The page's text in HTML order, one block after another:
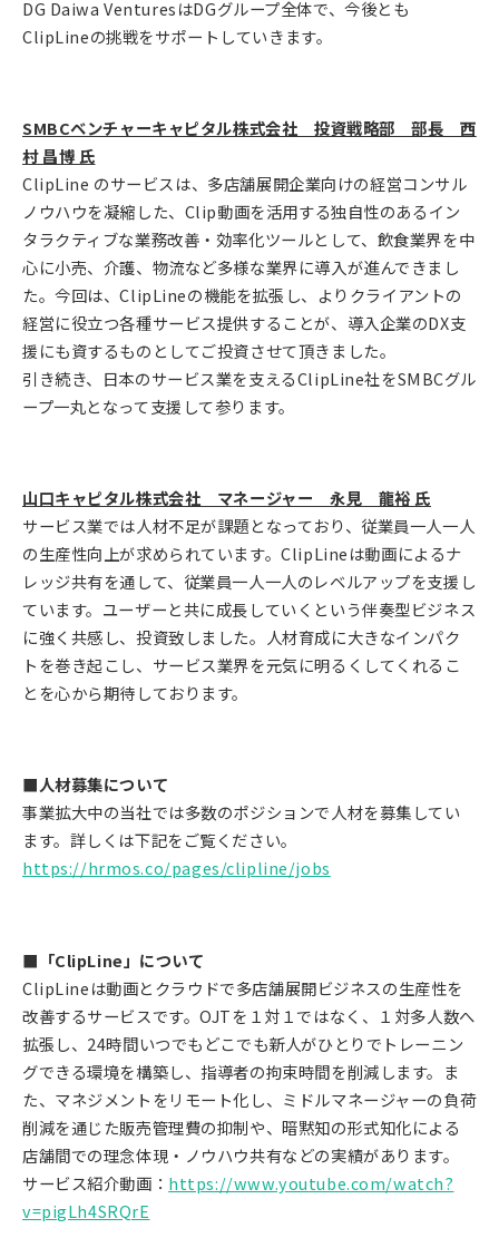
DG Daiwa VenturesはDGグループ全体で、今後とも
ClipLineの挑戦をサポートしていきます。
SMBCベンチャーキャピタル株式会社 投資戦略部 部長 西
村 昌博 氏
ClipLine のサービスは、多店舗展開企業向けの経営コンサル
ノウハウを凝縮した、Clip動画を活用する独自性のあるイン
タラクティブな業務改善・効率化ツールとして、飲食業界を中
心に小売、介護、物流など多様な業界に導入が進んできまし
た。今回は、ClipLineの機能を拡張し、よりクライアントの
経営に役立つ各種サービス提供することが、導入企業のDX支
援にも資するものとしてご投資させて頂きました。
引き続き、日本のサービス業を支えるClipLine社をSMBCグル
ープ一丸となって支援して参ります。
山口キャピタル株式会社 マネージャー 永見 龍裕 氏
サービス業では人材不足が課題となっており、従業員一人一人
の生産性向上が求められています。ClipLineは動画によるナ
レッジ共有を通して、従業員一人一人のレベルアップを支援し
ています。ユーザーと共に成長していくという伴奏型ビジネス
に強く共感し、投資致しました。人材育成に大きなインパク
トを巻き起こし、サービス業界を元気に明るくしてくれるこ
とを心から期待しております。
■人材募集について
事業拡大中の当社では多数のポジションで人材を募集してい
ます。詳しくは下記をご覧ください。
https://hrmos.co/pages/clipline/jobs
■「ClipLine」について
ClipLineは動画とクラウドで多店舗展開ビジネスの生産性を
改善するサービスです。OJTを１対１ではなく、１対多人数へ
拡張し、24時間いつでもどこでも新人がひとりでトレーニン
グできる環境を構築し、指導者の拘束時間を削減します。ま
た、マネジメントをリモート化し、ミドルマネージャーの負荷
削減を通じた販売管理費の抑制や、暗黙知の形式知化による
店舗間での理念体現・ノウハウ共有などの実績があります。
サービス紹介動画： https://www.youtube.com/watch?
v=pigLh4SRQrE